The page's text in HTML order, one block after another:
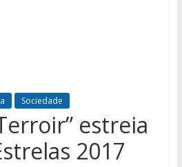
Sociedade
estreia
2017